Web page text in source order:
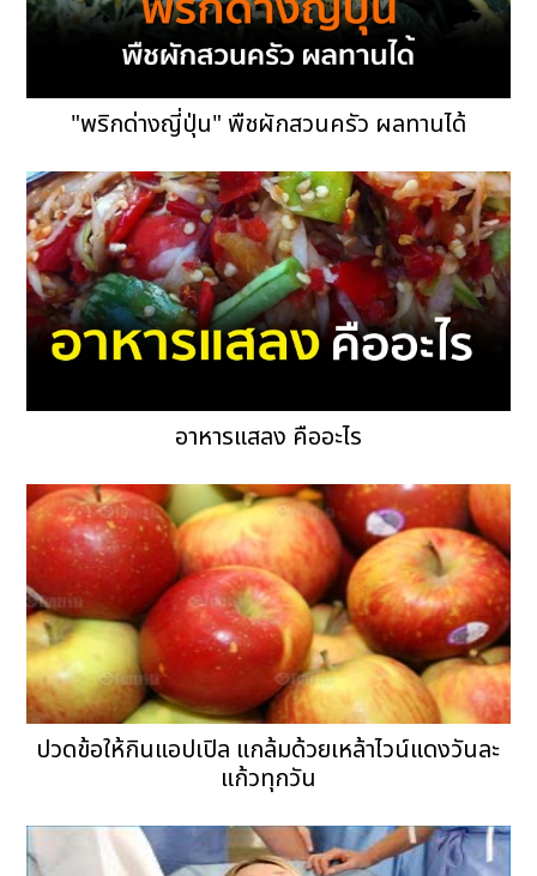
"พริกด่างญี่ปุ่น" พืชผักสวนครัว ผลทานได้
อาหารแสลง คืออะไร
ปวดข้อให้กินแอปเปิล แกล้มด้วยเหล้าไวน์แดงวันละ
แก้วทุกวัน